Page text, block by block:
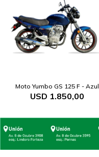
Moto Yumbo GS 125 F - Azul
USD 1.850,00